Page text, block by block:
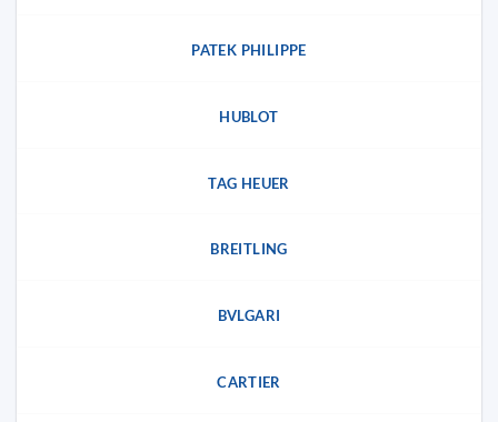
PATEK PHILIPPE
HUBLOT
TAG HEUER
BREITLING
BVLGARI
CARTIER